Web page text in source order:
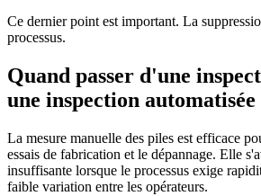
Ce dernier point est important. La
processus.
Quand passer d'une
une inspection automatisée
La mesure manuelle des piles est efficace
essais de fabrication et le dépannage. Elle
insuffisante lorsque le processus exige
faible variation entre les opérateurs.